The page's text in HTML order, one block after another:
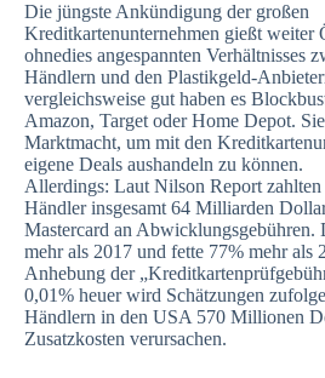
Die jüngste Ankündigung der großen
Kreditkartenunternehmen gießt weiter
ohnedies angespannten Verhältnisses
Händlern und den Plastikgeld-
vergleichsweise gut haben es
Amazon, Target oder Home Depot.
Marktmacht, um mit den
eigene Deals aushandeln zu können.
Allerdings: Laut Nilson Report
Händler insgesamt 64 Milliarden
Mastercard an Abwicklungsgebühren.
mehr als 2017 und fette 77% mehr als
Anhebung der
0,01% heuer wird Schätzungen
Händlern in den USA 570 Millionen
Zusatzkosten verursachen.